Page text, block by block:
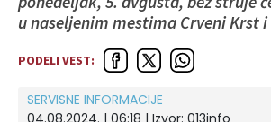
u naseljenim mestima Crveni Krst
PODELI VEST:
SERVISNE INFORMACIJE
04.08.2024. | 06:18 | Izvor: 013info